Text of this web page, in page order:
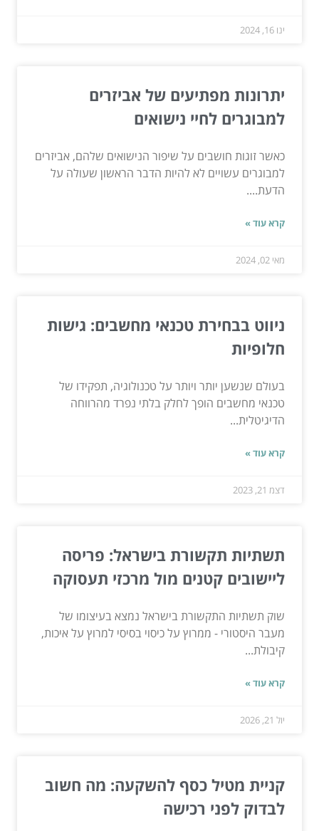
ינו 16, 2024
יתרונות מפתיעים של אביזרים
למבוגרים לחיי נישואים
כאשר זוגות חושבים על שיפור הנישואים שלהם, אביזרים
למבוגרים עשויים לא להיות הדבר הראשון שעולה על
הדעת....
קרא עוד »
מאי 02, 2024
ניווט בבחירת טכנאי מחשבים: גישות
חלופיות
בעולם שנשען יותר ויותר על טכנולוגיה, תפקידו של
טכנאי מחשבים הופך לחלק בלתי נפרד מהרווחה
הדיגיטלית...
קרא עוד »
דצמ 21, 2023
תשתיות תקשורת בישראל: פריסה
ליישובים קטנים מול מרכזי תעסוקה
שוק תשתיות התקשורת בישראל נמצא בעיצומו של
מעבר היסטורי - ממרוץ על כיסוי בסיסי למרוץ על איכות,
קיבולת...
קרא עוד »
יול 21, 2026
קניית מטיל כסף להשקעה: מה חשוב
לבדוק לפני רכישה